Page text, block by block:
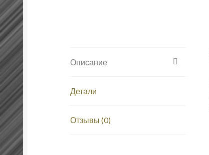
Описание
Детали
Отзывы (0)